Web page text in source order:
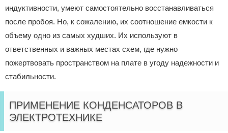
индуктивности, умеют самостоятельно восстанавливаться
после пробоя. Но, к сожалению, их соотношение емкости к
объему одно из самых худших. Их используют в
ответственных и важных местах схем, где нужно
пожертвовать пространством на плате в угоду надежности и
стабильности.
ПРИМЕНЕНИЕ КОНДЕНСАТОРОВ В
ЭЛЕКТРОТЕХНИКЕ